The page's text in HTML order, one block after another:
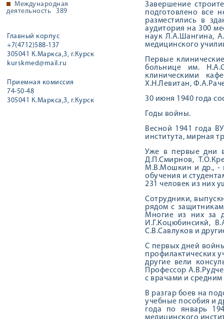
Международная
деятельность
389
Главный корпус
+7(4712)588-137
305041 К.Маркса,3, г.Курск
kurskmed@mail.ru
Приемная комиссия
74-50-48
305041 К.Маркса,3, г.Курск
Завершение
подготовлено все
разместились в
аудитория на 300
наук Л.А.Шангина,
медицинского
Первые
больнице им.
клиническими
Х.Н.Левитан,
30 июня 1940 года
Годы войны.
Весной 1941 года
института, мирная
Уже в первые дни
Д.П.Смирнов,
М.В.Мошкин и др., -
обучения и
231 человек из них
Сотрудники,
рядом с
Многие из них за
И.Г.Коцюбинсикй,
С.В.Савлуков и
С первых дней
профилактических
другие вели
Профессор
с врачами и
В разгар боев на
учебные пособия и
года по январь